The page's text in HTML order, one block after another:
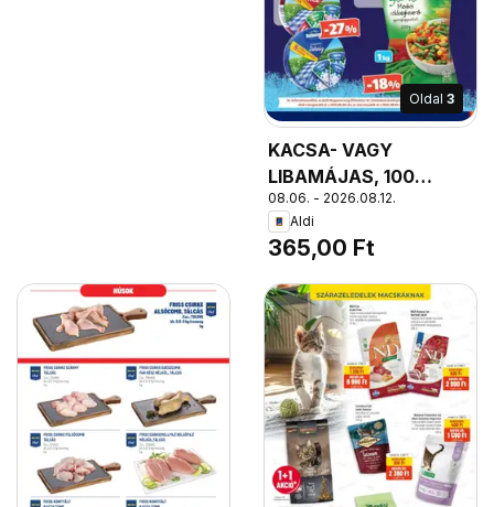
Oldal 3
KACSA- VAGY
LIBAMÁJAS, 100
g/tégely, 3 650 Ft/kg
08.06. - 2026.08.12.
Aldi
365,00 Ft